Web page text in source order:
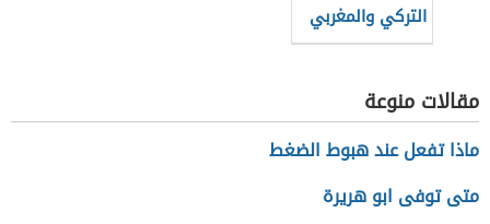
التركي والمغربي
مقالات منوعة
ماذا تفعل عند هبوط الضغط
متى توفى ابو هريرة